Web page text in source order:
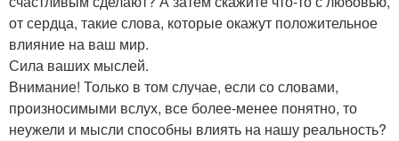
от сердца, такие слова, которые окажут положительное
влияние на ваш мир.
Сила ваших мыслей.
Внимание! Только в том случае, если со словами,
произносимыми вслух, все более-менее понятно, то
неужели и мысли способны влиять на нашу реальность?